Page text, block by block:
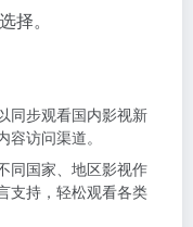
择。
同步观看国内影视新
访问渠道。
同国家、地区影视作
支持，轻松观看各类